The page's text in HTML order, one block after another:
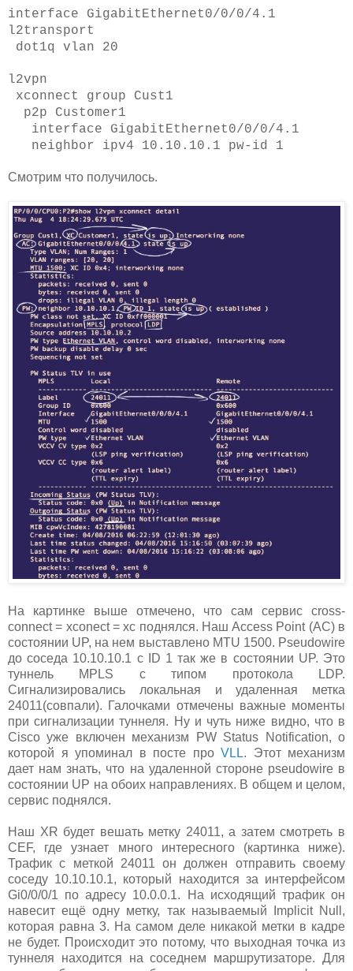
interface GigabitEthernet0/0/0/4.1
l2transport
dot1q vlan 20
l2vpn
xconnect group Cust1
p2p Customer1
interface GigabitEthernet0/0/0/4.1
neighbor ipv4 10.10.10.1 pw-id 1
Смотрим что получилось.
На картинке выше отмечено, что сам сервис cross-
connect = xconect = xc поднялся. Наш Access Point (AC) в
состоянии UP, на нем выставлено MTU 1500. Pseudowire
до соседа 10.10.10.1 с ID 1 так же в состоянии UP. Это
туннель MPLS с типом протокола LDP.
Сигнализировались локальная и удаленная метка
24011(совпали). Галочками отмечены важные моменты
при сигнализации туннеля. Ну и чуть ниже видно, что в
Cisco уже включен механизм PW Status Notification, о
которой я упоминал в посте про VLL. Этот механизм
дает нам знать, что на удаленной стороне pseudowire в
состоянии UP на обоих направлениях. В общем и целом,
сервис поднялся.
Наш XR будет вешать метку 24011, а затем смотреть в
CEF, где узнает много интересного (картинка ниже).
Трафик с меткой 24011 он должен отправить своему
соседу 10.10.10.1, который находится за интерфейсом
Gi0/0/0/1 по адресу 10.0.0.1. На исходящий трафик он
навесит ещё одну метку, так называемый Implicit Null,
которая равна 3. На самом деле никакой метки в кадре
не будет. Происходит это потому, что выходная точка из
туннеля находится на соседнем маршрутизаторе. Для